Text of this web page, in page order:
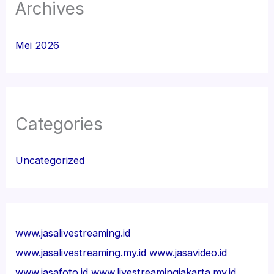
Archives
Mei 2026
Categories
Uncategorized
www.jasalivestreaming.id
www.jasalivestreaming.my.id www.jasavideo.id